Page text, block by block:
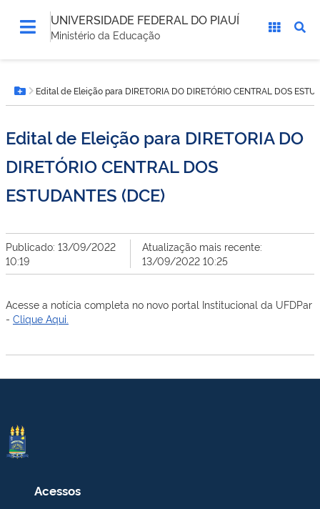
UNIVERSIDADE FEDERAL DO PIAUÍ
Ministério da Educação
está
aqui:Botão Menu
Edital de Eleição para DIRETORIA DO DIRETÓRIO CENTRAL DOS
Edital de Eleição para DIRETORIA DO
DIRETÓRIO CENTRAL DOS
ESTUDANTES (DCE)
Publicado: 13/09/2022
10:19
Atualização mais recente:
13/09/2022 10:25
Acesse a notícia completa no novo portal Institucional da UFDPar
- Clique Aqui.
Acessos